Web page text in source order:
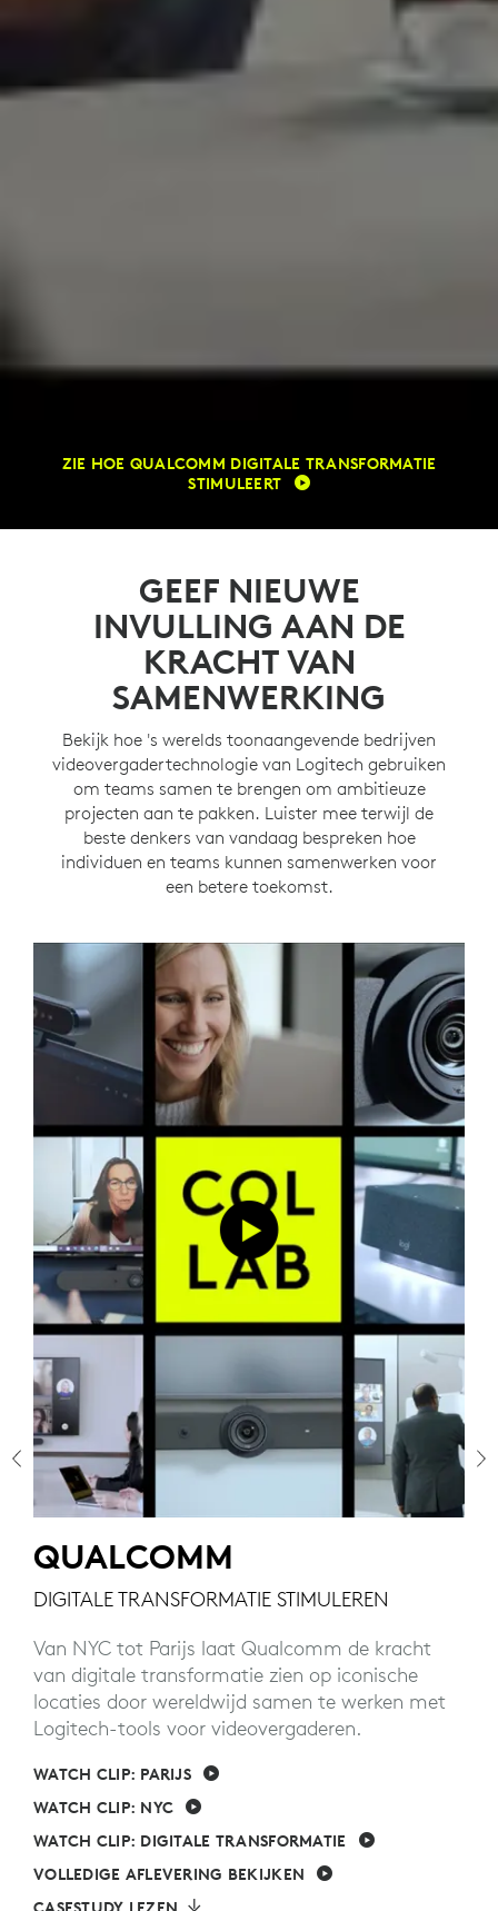
ZIE HOE QUALCOMM DIGITALE TRANSFORMATIE
STIMULEERT
GEEF NIEUWE
INVULLING AAN DE
KRACHT VAN
SAMENWERKING
Bekijk hoe 's werelds toonaangevende bedrijven
videovergadertechnologie van Logitech gebruiken
om teams samen te brengen om ambitieuze
projecten aan te pakken. Luister mee terwijl de
beste denkers van vandaag bespreken hoe
individuen en teams kunnen samenwerken voor
een betere toekomst.
QUALCOMM
DIGITALE TRANSFORMATIE STIMULEREN
Van NYC tot Parijs laat Qualcomm de kracht
van digitale transformatie zien op iconische
locaties door wereldwijd samen te werken met
Logitech-tools voor videovergaderen.
WATCH CLIP: PARIJS
WATCH CLIP: NYC
WATCH CLIP: DIGITALE TRANSFORMATIE
VOLLEDIGE AFLEVERING BEKIJKEN